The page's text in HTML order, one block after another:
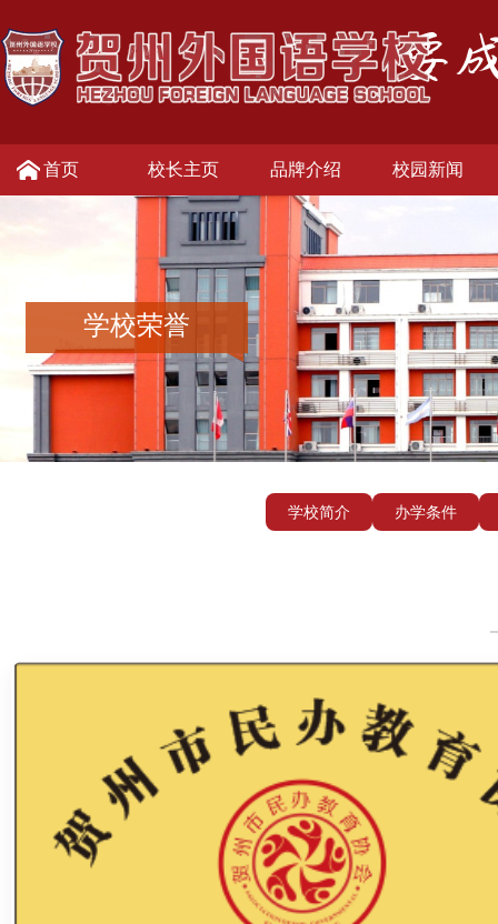
首页 校长主页 品牌介绍 校园新闻
学校荣誉
学校简介 办学条件